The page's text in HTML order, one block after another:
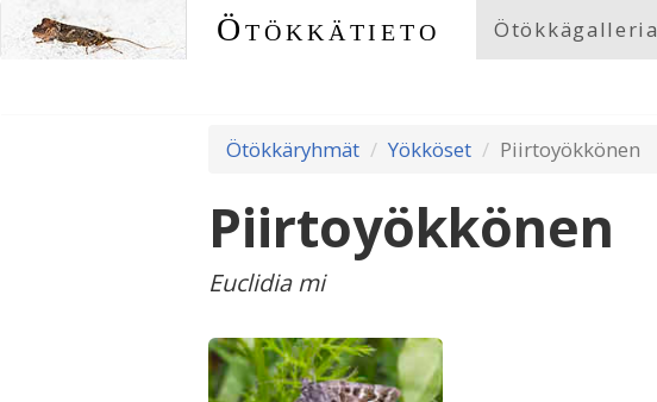
Ötökkätieto Ötökkägalleria
Ötökkäryhmät Yökköset Piirtoyökkönen
Piirtoyökkönen
Euclidia mi